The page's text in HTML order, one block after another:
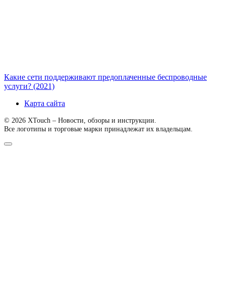
Какие сети поддерживают предоплаченные беспроводные
услуги? (2021)
Карта сайта
© 2026 XTouch – Новости, обзоры и инструкции.
Все логотипы и торговые марки принадлежат их владельцам.